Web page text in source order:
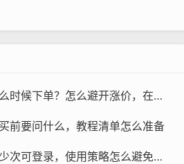
快捷,但需要用户自行判断账号的
机账号，淘宝的交易流程完善，
可能相对较高。
便宜纸飞机账号购买什么时候下单？怎么避开涨价，在哪里观察
前要问什么，教程清单怎么准备
低价纸飞机账号购买多少次可登录，使用策略怎么避免封号